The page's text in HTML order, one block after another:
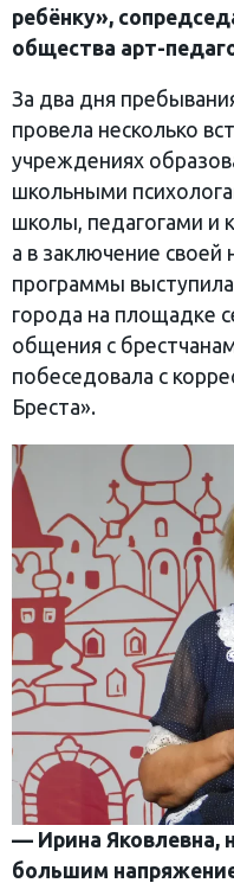
ребёнку»,
общества арт-
За два дня
провела несколько
учреждениях
школьными
школы, педагогами и
а в заключение
программы
города на площадке
общения с
побеседовала с
Бреста».
— Ирина Яковлевна,
большим